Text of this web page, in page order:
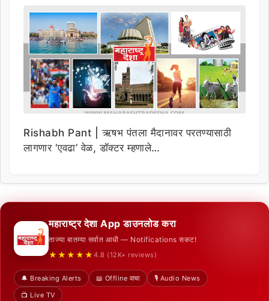
Rishabh Pant | ऋषभ पंतला मैदानावर परतण्यासाठी
लागणार ‘एवढा’ वेळ, डॉक्टर म्हणाले…
महाराष्ट्र देशा App डाउनलोड करा
ताज्या बातम्या सर्वात आधी — Notifications सकट!
★★★★★ 4.8 (12K+ reviews)
🔔 Breaking Alerts 📖 Offline वाचा
🎙️ Audio News
📺 Live TV